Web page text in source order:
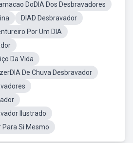
DoDIA Dos Desbravadores
DIAD Desbravador
Por Um DIA
Da Vida
De Chuva Desbravador
Ilustrado
Si Mesmo